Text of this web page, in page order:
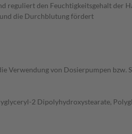
reguliert den Feuchtigkeitsgehalt der
die Durchblutung fördert
Verwendung von Dosierpumpen bzw.
2 Dipolyhydroxystearate,